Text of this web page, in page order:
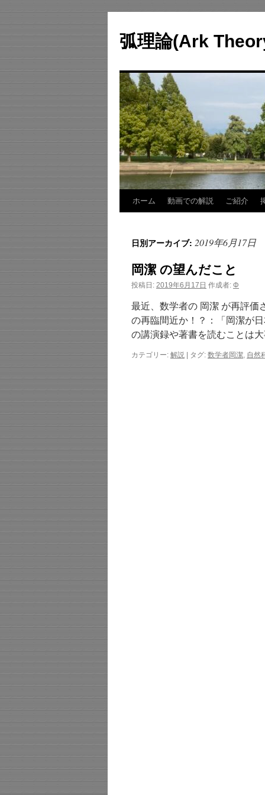
テ
ン
へ
ス
キ
ッ
プ
弧理論(Ark
ホーム 動画での解説 ご紹介
日別アーカイブ: 2019年6月17日
岡潔 の望んだこと
投稿日: 2019年6月17日 作成者: Φ
最近、数学者の 岡潔 が再評価
の再臨間近か！？：「岡潔が
の講演録や著書を読むことは
カテゴリー: 解説 タグ: 数学者岡潔, 自然